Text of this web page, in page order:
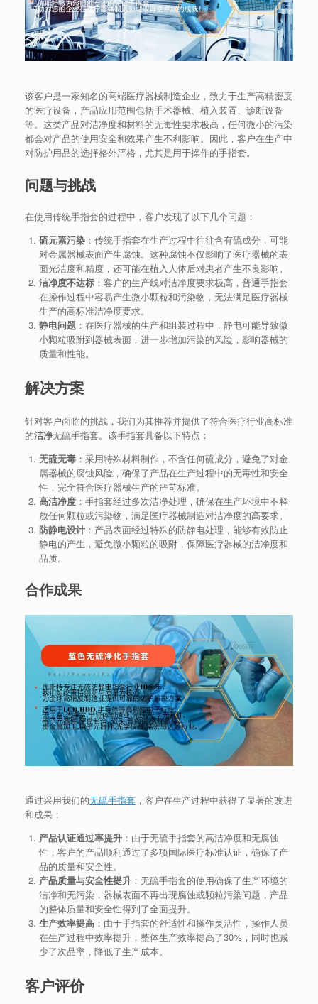
该客户是一家知名的高端医疗器械制造企业，致力于生产高精密度
的医疗设备，产品应用范围包括手术器械、植入装置、诊断设备
等。这类产品对洁净度和材料的无毒性要求极高，任何微小的污染
都会对产品的使用安全和效果产生不利影响。因此，客户在生产中
对防护用品的选择格外严格，尤其是用于操作的手指套。
问题与挑战
在使用传统手指套的过程中，客户发现了以下几个问题：
硫元素污染：传统手指套在生产过程中往往含有硫成分，可能
对金属器械表面产生腐蚀。这种腐蚀不仅影响了医疗器械的表
面光洁度和精度，还可能在植入人体后对患者产生不良影响。
洁净度不达标：客户的生产线对洁净度要求极高，普通手指套
在操作过程中容易产生微小颗粒和污染物，无法满足医疗器械
生产的高标准洁净度要求。
静电问题：在医疗器械的生产和组装过程中，静电可能导致微
小颗粒吸附到器械表面，进一步增加污染的风险，影响器械的
质量和性能。
解决方案
针对客户面临的挑战，我们为其推荐并提供了符合医疗行业高标准
的洁净无硫手指套。该手指套具备以下特点：
无硫无毒：采用特殊材料制作，不含任何硫成分，避免了对金
属器械的腐蚀风险，确保了产品在生产过程中的无毒性和安全
性，完全符合医疗器械生产的严苛标准。
高洁净度：手指套经过多次洁净处理，确保在生产环境中不释
放任何颗粒或污染物，满足医疗器械制造对洁净度的高要求。
防静电设计：产品表面经过特殊的防静电处理，能够有效防止
静电的产生，避免微小颗粒的吸附，保障医疗器械的洁净度和
品质。
合作成果
通过采用我们的无硫手指套 ，客户在生产过程中获得了显著的改进
和成果：
产品认证通过率提升：由于无硫手指套的高洁净度和无腐蚀
性，客户的产品顺利通过了多项国际医疗标准认证，确保了产
品的质量和安全性。
产品质量与安全性提升：无硫手指套的使用确保了生产环境的
洁净和无污染，器械表面不再出现腐蚀或颗粒污染问题，产品
的整体质量和安全性得到了全面提升。
生产效率提高：由于手指套的舒适性和操作灵活性，操作人员
在生产过程中效率提升，整体生产效率提高了30%，同时也减
少了次品率，降低了生产成本。
客户评价